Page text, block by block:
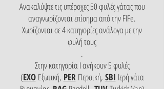
Ανακαλύψτε τις υπέροχες 50 φυλές γάτας που
αναγνωρίζονται επίσημα από την FIFe.
Χωρίζονται σε 4 κατηγορίες ανάλογα με την
φυλή τους
.
Στην κατηγορία Ι ανήκουν 5 φυλές
(EXO Εξωτική, PER Περσική, SBI Ιερή γάτα